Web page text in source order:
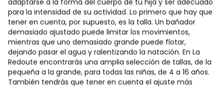
adaptarse a la forma del cuerpo de tu hija y ser adecuado
para la intensidad de su actividad. Lo primero que hay que
tener en cuenta, por supuesto, es la talla. Un bañador
demasiado ajustado puede limitar los movimientos,
mientras que uno demasiado grande puede flotar,
dejando pasar el agua y ralentizando la natación. En La
Redoute encontrarás una amplia selección de tallas, de la
pequeña a la grande, para todas las niñas, de 4 a 16 años.
También tendrás que tener en cuenta el ajuste más